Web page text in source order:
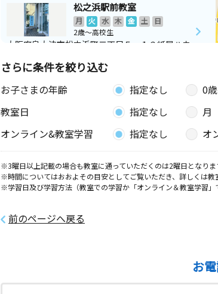
松之浜駅前教室
月 火 水 木 金 土
日
2歳～高校生
大阪府泉大津市松之浜町二丁目５－１２紙屋ハウ
木 金 土 日
3歳～高校生
大阪府泉大津市虫取町２丁目３－１８
東助松町教室
月 火 水 木 金 土
日
3歳～高校生
大阪府泉大津市東助松町４丁目６－９
豊中教室
北助松駅前教室
さらに条件を絞り込む
お子さまの年齢 指定なし 0
教室日
指定なし 月
オンライン&教室学習
指定なし オ
※3曜日以上記載の場合も教室に通っていただくのは2曜日となりま
※時間についてはおおよその目安としてご覧いただき、詳しくは
※学習日及び学習方法（教室での学習か「オンライン＆教室学習
前のページへ戻る
お